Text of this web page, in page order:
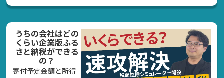
うちの会社はどの
くらい企業版ふる
さと納税ができる
の？
寄付予定金額と所得